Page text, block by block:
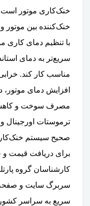
خنک‌کاری موتور است
خنک‌کننده بین موتور و
با تنظیم دمای کاری
سریع‌تر به دمای
مناسب کار کند.
افزایش دمای
مصرف سوخت و کاهش
ترموستات
صحیح سیستم
برای دریافت قیمت و
کارشناسان گروه
سربرگ سایت و صفحه
سریع به سراسر کشور